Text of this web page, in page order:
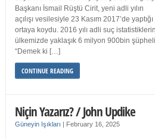
Başkanı İsmail Rüştü Cirit, yeni adli yılın
açılışı vesilesiyle 23 Kasım 2017’de
ortaya koydu. 2016 yılı adli suç
ülkemizde yaklaşık 6 milyon 900bin
“Demek ki […]
CONTINUE READING
Niçin Yazarız? / John Updike
Güneyin Işıkları | February 16, 2025